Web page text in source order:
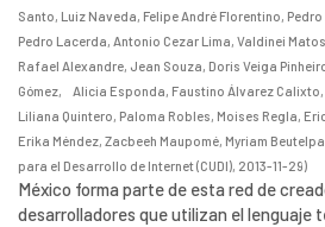
Santo, Luiz Naveda, Felipe André Florentino,
Pedro Lacerda, Antonio Cezar Lima, Valdinei
Rafael Alexandre, Jean Souza, Doris Veiga
Gómez, Alicia Esponda, Faustino Álvarez
Liliana Quintero, Paloma Robles, Moises Regla,
Erika Méndez, Zacbeeh Maupomé, Myriam
para el Desarrollo de Internet (CUDI), 2013-11-29)
México forma parte de esta red de
desarrolladores que utilizan el lenguaje